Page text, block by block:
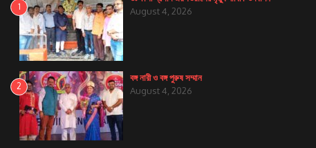
1
August 4, 2026
2
বঙ্গ নারী ও বঙ্গ পুরুষ সম্মান
August 4, 2026